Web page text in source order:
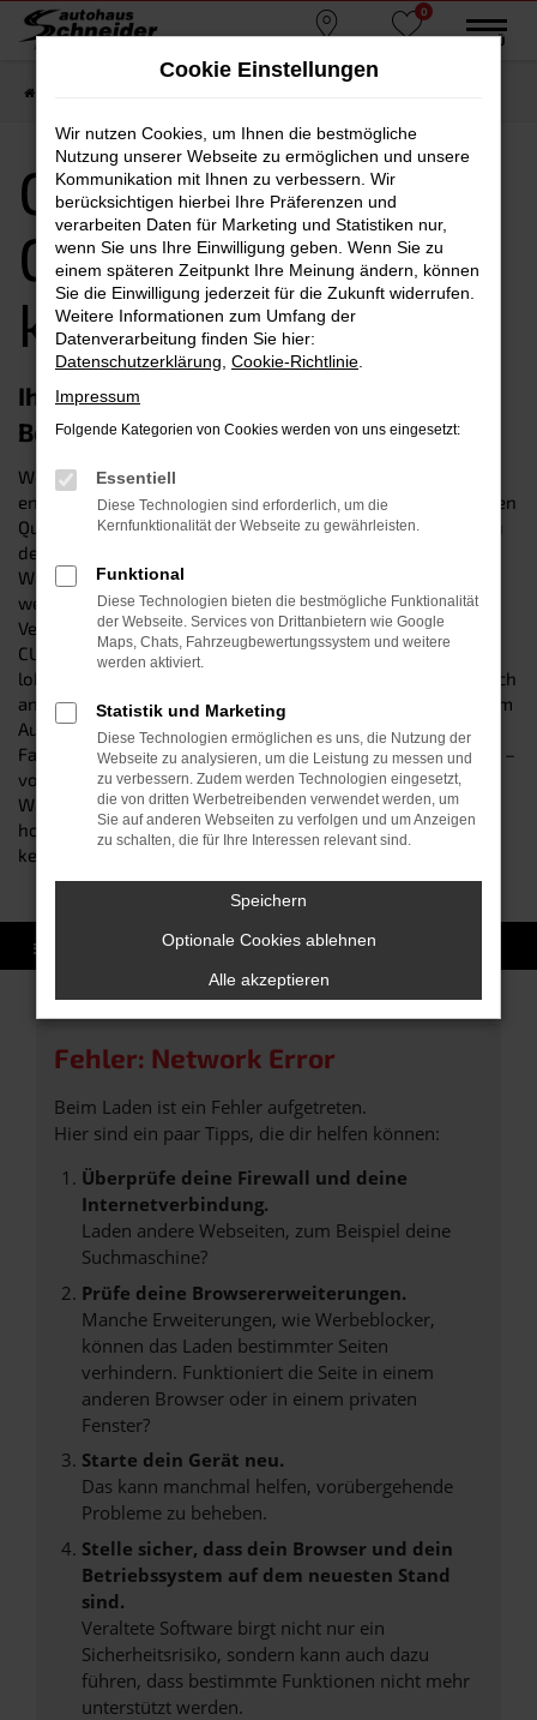
Zum
0
MENÜ
CUPRA Ateca
Gebrauchtwagen
kaufen
Ihr CUPRA Ateca Gebrauchtwagen:
Bewährtes in Bestform
Wer sich für einen CUPRA Ateca Gebrauchtwagen
entscheidet, setzt auf robuste Langlebigkeit – und die hohen
Qualitätsstandards eines Herstellers, der nicht umsonst zu
den weltweit renommiertesten Automobilfirmen gehört.
Während Fahrzeuge konkurrierender Anbieter bereits nach
wenigen Jahren im Straßenverkehr profunde Mängel und
Verschleißerscheinungen aufweisen, ist ein gleich alter
CUPRA Ateca meist immer noch bestens Schuss. Dennoch
lohnt es sich, auch hier auf Nummer Sicher zu gehen und sich
an einen vertrauenswürdigen Händler zu wenden. Bei uns im
Autohaus Schneider werden sämtliche angekauften
Fahrzeuge einem minutiösen Werkstatt-Check unterzogen –
vom Motor bis hin zum Scheibenwischer. Wir bringen Ihren
Wagen fachkundig auf Vordermann und bauen bei Bedarf
hochwertige Ersatzteile ein – damit Sie nach dem Autokauf
kein böses Erwachen fürchten müssen.
Fehler: Network Error
Beim Laden ist ein Fehler aufgetreten.
Hier sind ein paar Tipps, die dir helfen können:
Überprüfe deine Firewall und deine
Internetverbindung.
Laden andere Webseiten, zum Beispiel deine
Suchmaschine?
Prüfe deine Browsererweiterungen.
Manche Erweiterungen, wie Werbeblocker,
können das Laden bestimmter Seiten
verhindern. Funktioniert die Seite in einem
anderen Browser oder in einem privaten
Fenster?
Starte dein Gerät neu.
Das kann manchmal helfen, vorübergehende
Probleme zu beheben.
Stelle sicher, dass dein Browser und dein
Betriebssystem auf dem neuesten Stand
sind.
Veraltete Software birgt nicht nur ein
Sicherheitsrisiko, sondern kann auch dazu
führen, dass bestimmte Funktionen nicht mehr
unterstützt werden.
Cookie Einstellungen
Wir nutzen Cookies, um Ihnen die bestmögliche
Nutzung unserer Webseite zu ermöglichen und unsere
Kommunikation mit Ihnen zu verbessern. Wir
berücksichtigen hierbei Ihre Präferenzen und
verarbeiten Daten für Marketing und Statistiken nur,
wenn Sie uns Ihre Einwilligung geben. Wenn Sie zu
einem späteren Zeitpunkt Ihre Meinung ändern, können
Sie die Einwilligung jederzeit für die Zukunft widerrufen.
Weitere Informationen zum Umfang der
Datenverarbeitung finden Sie hier:
Datenschutzerklärung Cookie-Richtlinie
Impressum
Folgende Kategorien von Cookies werden von uns eingesetzt:
Essentiell
Diese Technologien sind erforderlich, um die
Kernfunktionalität der Webseite zu gewährleisten.
Funktional
Diese Technologien bieten die bestmögliche Funktionalität
der Webseite. Services von Drittanbietern wie Google
Maps, Chats, Fahrzeugbewertungssystem und weitere
werden aktiviert.
Statistik und Marketing
Diese Technologien ermöglichen es uns, die Nutzung der
Webseite zu analysieren, um die Leistung zu messen und
zu verbessern. Zudem werden Technologien eingesetzt,
die von dritten Werbetreibenden verwendet werden, um
Sie auf anderen Webseiten zu verfolgen und um Anzeigen
zu schalten, die für Ihre Interessen relevant sind.
Speichern
Optionale Cookies ablehnen
Alle akzeptieren